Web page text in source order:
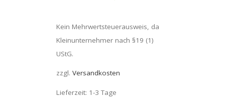
Kein Mehrwertsteuerausweis, da
Kleinunternehmer nach §19 (1)
UStG.
zzgl. Versandkosten
Lieferzeit: 1-3 Tage